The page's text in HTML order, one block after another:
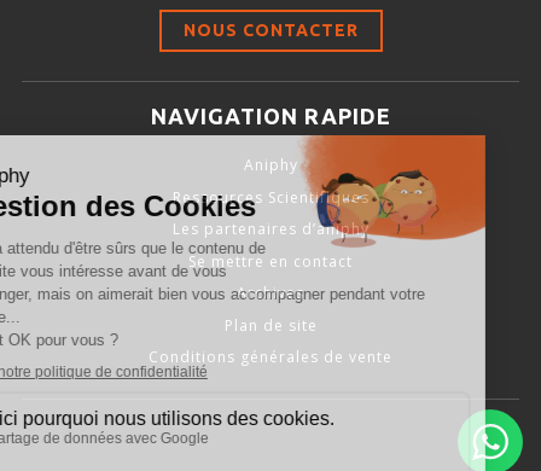
MODÈLES DE CADRES STÉRÉOTAXIQUES
ADAPTATEURS POUR MAINTIEN SUR CADRES STÉRÉOTAXIQUES
BARRES D’OREILLES
SUPPORTS D’ACCESSOIRES POUR MICRO-MANIPULATEURS
MICROFRAISES À MOTEUR DÉPORTÉ
AUTRES ACCESSOIRES
INSTRUMENTS ET ACCESSOIRES CHIRURGICAUX
NOUS CONTACTER
NAVIGATION RAPIDE
Aniphy
Ressources Scientifiques
Les partenaires d’aniphy
Se mettre en contact
Archives
Plan de site
Conditions générales de vente